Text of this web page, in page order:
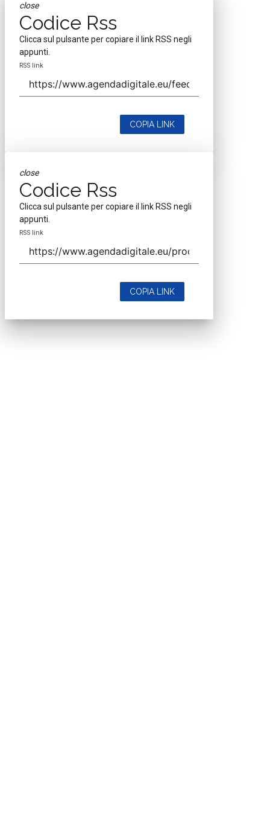
close
Codice Rss
Clicca sul pulsante per copiare il link RSS negli
appunti.
RSS link
COPIA LINK
close
Codice Rss
Clicca sul pulsante per copiare il link RSS negli
appunti.
RSS link
COPIA LINK